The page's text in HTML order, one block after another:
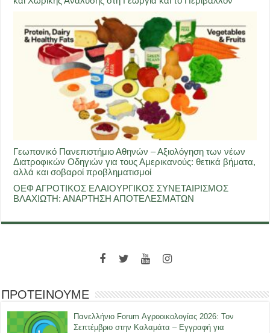
Γεωπονικό Πανεπιστήμιο Αθηνών – Αξιολόγηση των νέων
Διατροφικών Οδηγιών για τους Αμερικανούς: θετικά βήματα,
αλλά και σοβαροί προβληματισμοί
ΟΕΦ ΑΓΡΟΤΙΚΟΣ ΕΛΑΙΟΥΡΓΙΚΟΣ ΣΥΝΕΤΑΙΡΙΣΜΟΣ
ΒΛΑΧΙΩΤΗ: ΑΝΑΡΤΗΣΗ ΑΠΟΤΕΛΕΣΜΑΤΩΝ
ΠΡΟΤΕΙΝΟΥΜΕ
Πανελλήνιο Forum Αγροοικολογίας 2026: Τον
Σεπτέμβριο στην Καλαμάτα – Εγγραφή για